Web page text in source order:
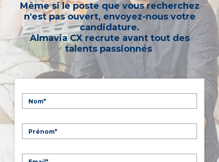
Même si le poste que vous recherchez
n'est pas ouvert, envoyez-nous votre
candidature.
Almavia CX recrute avant tout des
talents passionnés